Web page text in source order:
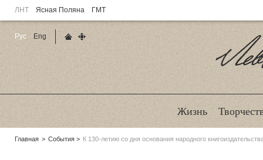
ЛНТ Ясная Поляна ГМТ
Жизнь
Родительские
Главная События К 130-летию со дня основания народного
Рус
Eng